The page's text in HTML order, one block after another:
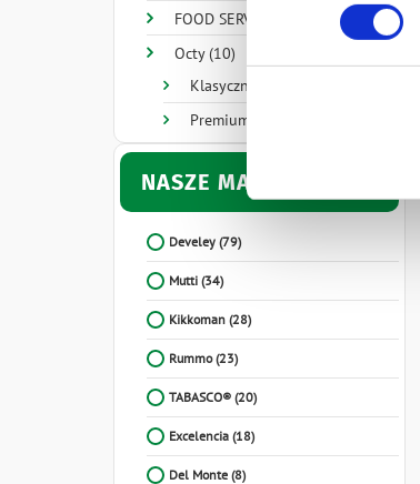
przetwarzaniu
FOOD SERVICE (21)
Octy (10)
Klasyczne (6)
Premium (2)
NASZE MARKI
Develey (79)
Mutti (34)
Kikkoman (28)
Rummo (23)
TABASCO® (20)
Excelencia (18)
Del Monte (8)